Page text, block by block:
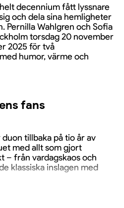
decennium fått lyssnare
och dela sina hemligheter
Pernilla Wahlgren och Sofia
torsdag 20 november
2025 för två
humor, värme och
fans
tillbaka på tio år av
med allt som gjort
– från vardagskaos och
klassiska inslagen med